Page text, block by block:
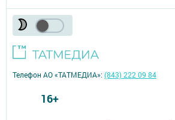
Телефон АО «ТАТМЕДИА»:(843) 222 09 84
16+